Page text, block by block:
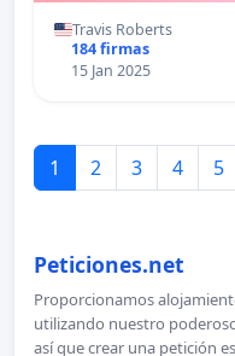
Travis Roberts
184 firmas
15 Jan 2025
1 2 3 4 5
Peticiones.net
Proporcionamos
utilizando nuestro
así que crear una petición